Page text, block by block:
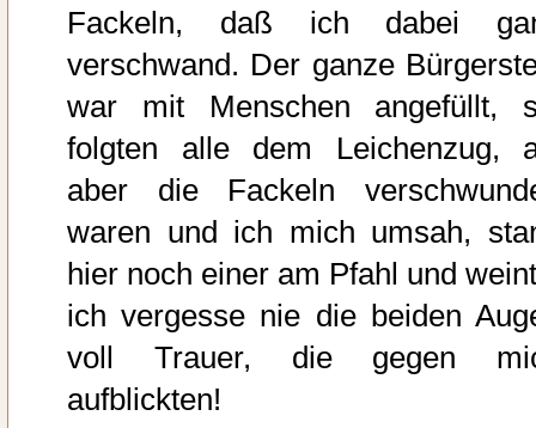
Fackeln, daß ich dabei
verschwand. Der ganze
war mit Menschen angefüllt,
folgten alle dem Leichenzug,
aber die Fackeln
waren und ich mich umsah,
hier noch einer am Pfahl und
ich vergesse nie die beiden
voll Trauer, die gegen
aufblickten!